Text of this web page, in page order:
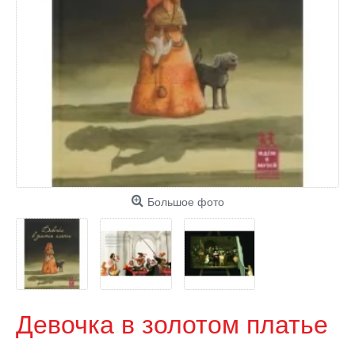
Большое фото
Девочка в золотом платье